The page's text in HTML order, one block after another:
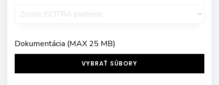
Dokumentácia (MAX 25 MB)
VYBRAŤ SÚBORY